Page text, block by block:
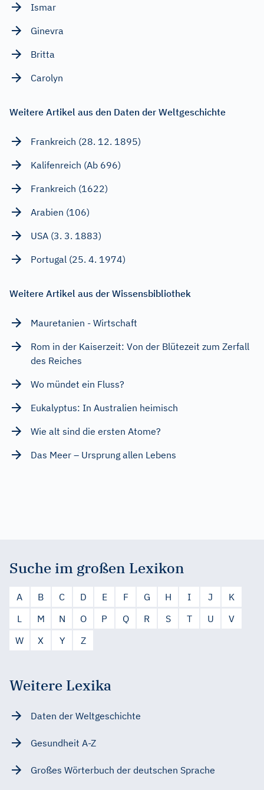
Ismar
Ginevra
Britta
Carolyn
Weitere Artikel aus den Daten der Weltgeschichte
Frankreich (28. 12. 1895)
Kalifenreich (Ab 696)
Frankreich (1622)
Arabien (106)
USA (3. 3. 1883)
Portugal (25. 4. 1974)
Weitere Artikel aus der Wissensbibliothek
Mauretanien - Wirtschaft
Rom in der Kaiserzeit: Von der Blütezeit zum Zerfall
des Reiches
Wo mündet ein Fluss?
Eukalyptus: In Australien heimisch
Wie alt sind die ersten Atome?
Das Meer – Ursprung allen Lebens
Suche im großen Lexikon
A B C D E F G H I J
K
L
M N O P Q R S T U
V
W
X Y Z
Weitere Lexika
Daten der Weltgeschichte
Gesundheit A-Z
Großes Wörterbuch der deutschen Sprache